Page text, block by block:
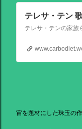
テレサ・テン
宙を題材にした珠玉の